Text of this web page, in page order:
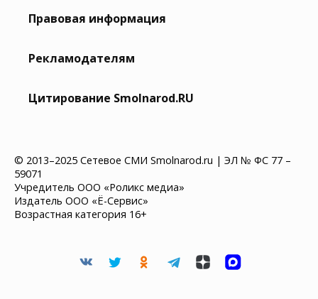
Правовая информация
Рекламодателям
Цитирование Smolnarod.RU
© 2013–2025 Сетевое СМИ Smolnarod.ru | ЭЛ № ФС 77 –
59071
Учредитель ООО «Роликс медиа»
Издатель ООО «Ё-Сервис»
Возрастная категория 16+